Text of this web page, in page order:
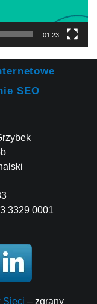
01:23
SEO
3329 0001
Sieci – zgrany